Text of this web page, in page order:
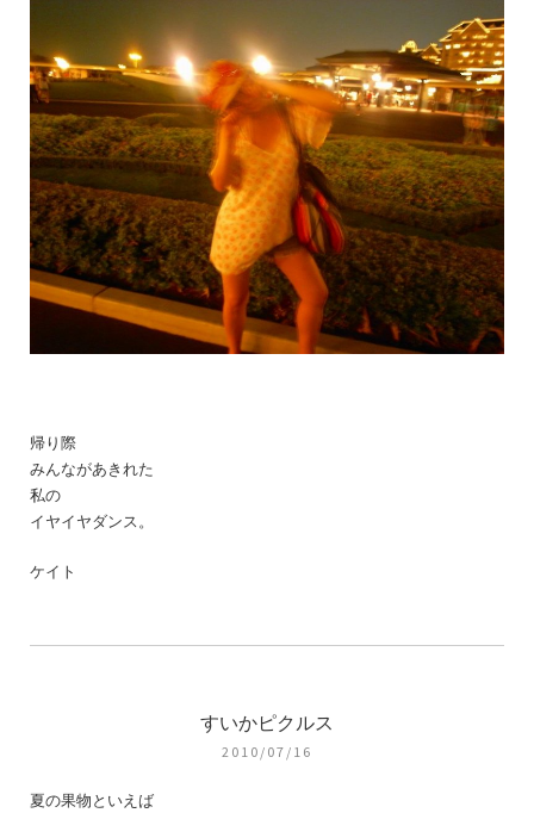
帰り際
みんながあきれた
私の
イヤイヤダンス。
ケイト
すいかピクルス
2010/07/16
夏の果物といえば